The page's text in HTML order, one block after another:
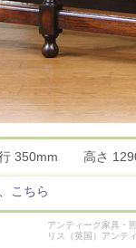
350mm 高さ
こちら
アンティーク家具・
リス（英国）アンテ